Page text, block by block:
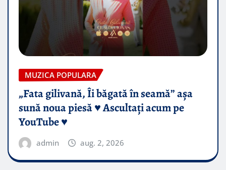
MUZICA POPULARA
„Fata gilivană, Îi băgată în seamă” așa
sună noua piesă ♥️ Ascultați acum pe
YouTube ♥️
admin aug. 2, 2026